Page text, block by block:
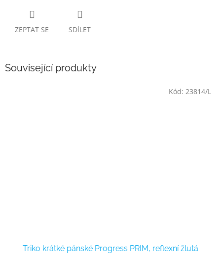
ZEPTAT SE SDÍLET
Související produkty
Triko krátké pánské Progress PRIM, reflexní žlutá
Kód: 23814/L